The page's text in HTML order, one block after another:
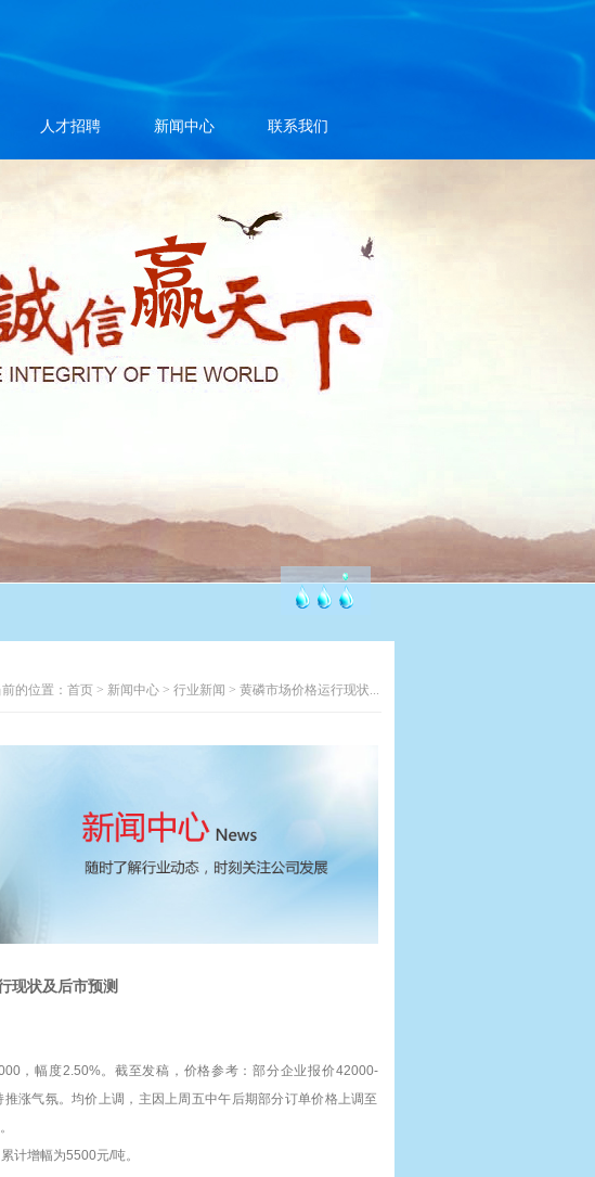
人才招聘 新闻中心 联系我们
的位置： 首页> 新闻中心> 行业新闻 > 黄磷市场价格运行现状...
现状及后市预测
，幅度2.50%。截至发稿，价格参考：部分企业报价42000-
涨气氛。均价上调，主因上周五中午后期部分订单价格上调至
计增幅为5500元/吨。